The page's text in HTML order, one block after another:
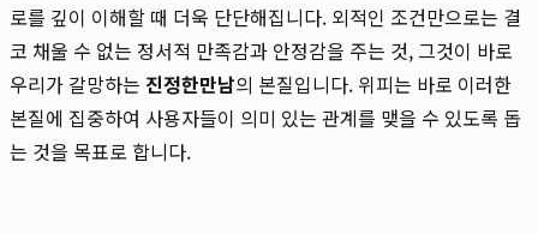
로를 깊이 이해할 때 더욱 단단해집니다. 외적인 조건만으로는 결
코 채울 수 없는 정서적 만족감과 안정감을 주는 것, 그것이 바로
우리가 갈망하는 진정한만남의 본질입니다. 위피는 바로 이러한
본질에 집중하여 사용자들이 의미 있는 관계를 맺을 수 있도록 돕
는 것을 목표로 합니다.